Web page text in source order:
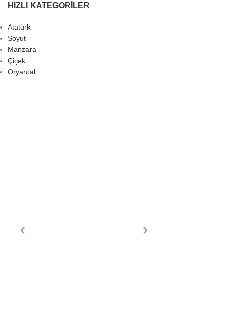
HIZLI KATEGORILER
Atatürk
Soyut
Manzara
Çiçek
Oryantal